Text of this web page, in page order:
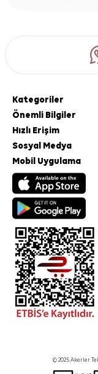
Kategoriler
Önemli Bilgiler
Hızlı Erişim
Sosyal Medya
Mobil Uygulama
© 2025 Akerler